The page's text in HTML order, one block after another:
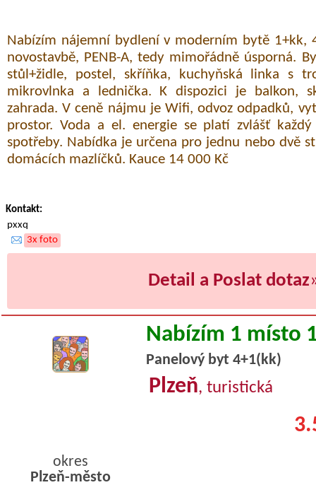
Nabízím nájemní bydlení v moderním bytě 1+kk,
novostavbě, PENB-A, tedy mimořádně úsporná.
stůl+židle, postel, skříňka, kuchyňská linka s
mikrovlnka a lednička. K dispozici je balkon,
zahrada. V ceně nájmu je Wifi, odvoz odpadků,
prostor. Voda a el. energie se platí zvlášť
spotřeby. Nabídka je určena pro jednu nebo dvě
domácích mazlíčků. Kauce 14 000 Kč
Kontakt:
pxxq
3x foto
Detail a Poslat dotaz
Nabízím 1 místo
Panelový byt 4+1(kk)
Plzeň, turistická
okres
Plzeň-město